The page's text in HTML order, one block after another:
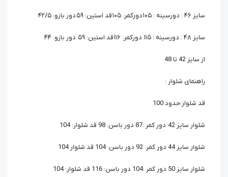
سایز ۴۶ : دورسینه : ۱۰۵ دورکمر: ۱۰۵ قد استین: ۵۹ دور بازو: ۴۲/۵
سایز ۴۸ : دورسینه : ۱۱۵ دورکمر: ۱۱۶ قد استین: ۵۹ دور بازو: ۴۴
از سایز 42 تا 48
راهنمای شلوار :
قد شلوار:حدود 100
شلوار سایز 42 دور کمر :87 دور باسن: 98 قد شلوار: 104
شلوار سایز 44 دور کمر: 92 دور باسن: 104 قد شلوار 104
شلوار سایز 50 دور کمر :104 دور باسن: 116 قد شلوار: 104